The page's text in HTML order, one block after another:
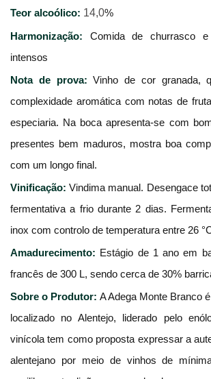
Teor alcoólico: 14,0%
Harmonização: Comida de churrasco
intensos
Nota de prova: Vinho de cor granada,
complexidade aromática com notas de
especiaria. Na boca apresenta-se com
presentes bem maduros, mostra boa
com um longo final.
Vinificação: Vindima manual. Desengace
fermentativa a frio durante 2 dias.
inox com controlo de temperatura entre 26
Amadurecimento: Estágio de 1 ano em
francês de 300 L, sendo cerca de 30%
Sobre o Produtor: A Adega Monte Branco
localizado no Alentejo, liderado pelo
vinícola tem como proposta expressar a
alentejano por meio de vinhos de